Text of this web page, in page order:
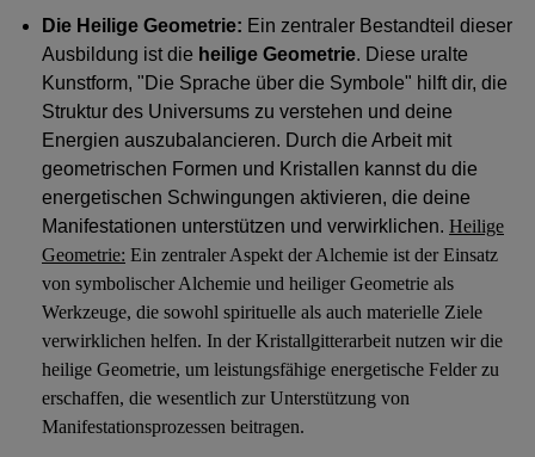
Die Heilige Geometrie: Ein zentraler Bestandteil dieser
Ausbildung ist die heilige Geometrie. Diese uralte
Kunstform, "Die Sprache über die Symbole" hilft dir, die
Struktur des Universums zu verstehen und deine
Energien auszubalancieren. Durch die Arbeit mit
geometrischen Formen und Kristallen kannst du die
energetischen Schwingungen aktivieren, die deine
Manifestationen unterstützen und verwirklichen. Heilige
Geometrie: Ein zentraler Aspekt der Alchemie ist der Einsatz
von symbolischer Alchemie und heiliger Geometrie als
Werkzeuge, die sowohl spirituelle als auch materielle Ziele
verwirklichen helfen. In der Kristallgitterarbeit nutzen wir die
heilige Geometrie, um leistungsfähige energetische Felder zu
erschaffen, die wesentlich zur Unterstützung von
Manifestationsprozessen beitragen.